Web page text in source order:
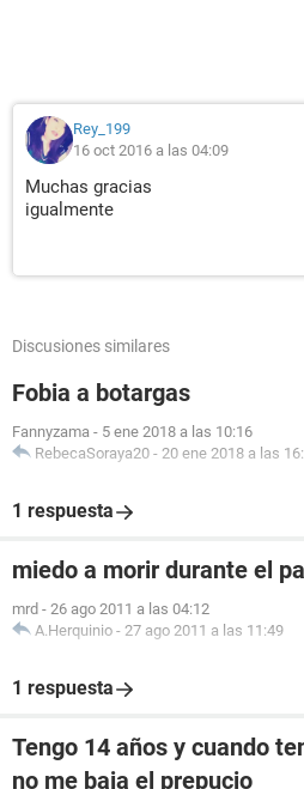
Rey_199
16 oct 2016 a las 04:09
Muchas gracias
igualmente
Discusiones similares
Fobia a botargas
Fannyzama - 5 ene 2018 a las 10:16
RebecaSoraya20 - 20 ene 2018 a las
1 respuesta
miedo a morir durante el
mrd - 26 ago 2011 a las 04:12
A.Herquinio - 27 ago 2011 a las 11:49
1 respuesta
Tengo 14 años y cuando
no me baja el prepucio